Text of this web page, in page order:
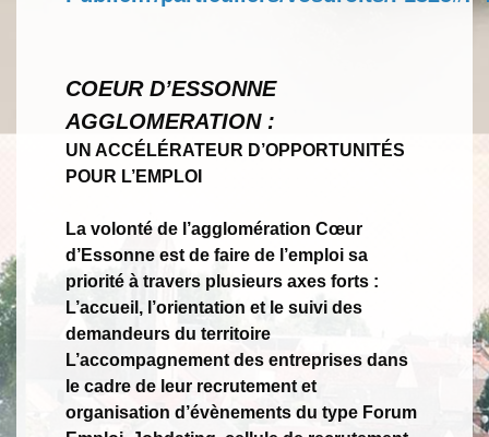
COEUR D’ESSONNE
AGGLOMERATION :
UN ACCÉLÉRATEUR D’OPPORTUNITÉS
POUR L’EMPLOI
La volonté de l’agglomération Cœur
d’Essonne est de faire de l’emploi sa
priorité à travers plusieurs axes forts :
L’accueil, l’orientation et le suivi des
demandeurs du territoire
L’accompagnement des entreprises dans
le cadre de leur recrutement et
organisation d’évènements du type Forum